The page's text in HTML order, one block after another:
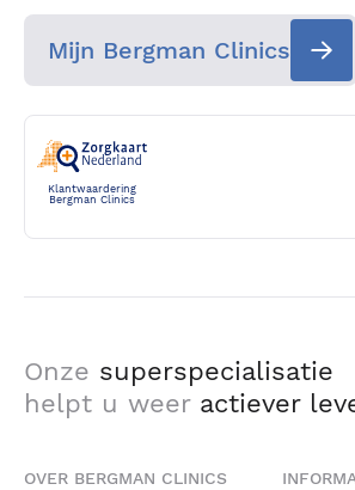
Mijn Bergman Clinics
Klantwaardering
Bergman Clinics
Onze superspecialisatie
helpt u weer actiever
OVER BERGMAN CLINICS